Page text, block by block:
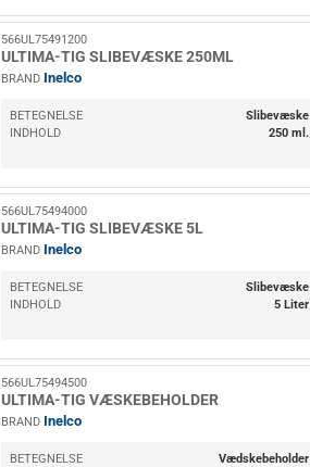
566UL75491200
ULTIMA-TIG SLIBEVÆSKE 250ML
BRAND Inelco
BETEGNELSE
Slibevæske
INDHOLD
250 ml.
566UL75494000
ULTIMA-TIG SLIBEVÆSKE 5L
BRAND Inelco
BETEGNELSE
Slibevæske
INDHOLD
5 Liter
566UL75494500
ULTIMA-TIG VÆSKEBEHOLDER
BRAND Inelco
BETEGNELSE Vædskebeholder